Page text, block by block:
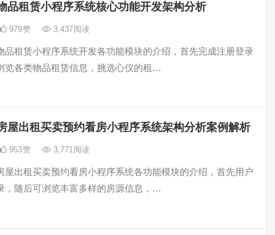
品租赁小程序系统核心功能开发架构分析
979赞 3,437阅读
品租赁小程序系统开发各功能模块的介绍，首先完成注册登录
览各类物品租赁信息，挑选心仪的租…
屋出租买卖预约看房小程序系统架构分析案例解析
953赞 3,771阅读
屋出租买卖预约看房小程序系统各功能模块的介绍，首先用户
，随后可浏览丰富多样的房源信息，…